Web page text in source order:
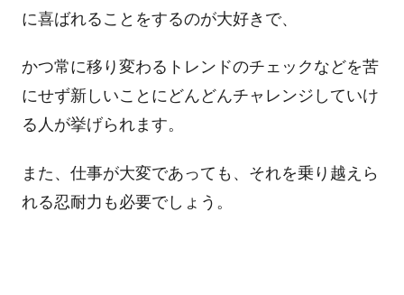
に喜ばれることをするのが大好きで、
かつ常に移り変わるトレンドのチェックなどを苦
にせず新しいことにどんどんチャレンジしていけ
る人が挙げられます。
また、仕事が大変であっても、それを乗り越えら
れる忍耐力も必要でしょう。